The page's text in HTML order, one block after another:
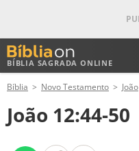
BÍBLIA SAGRADA ONLINE
ANTIGO TESTAMENTO
NOVO TESTAMENTO
Bíblia Novo Testamento João
João 12:44-50